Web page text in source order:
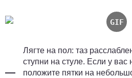
Лягте на пол: таз
ступни на стуле. Если у вас
положите пятки на